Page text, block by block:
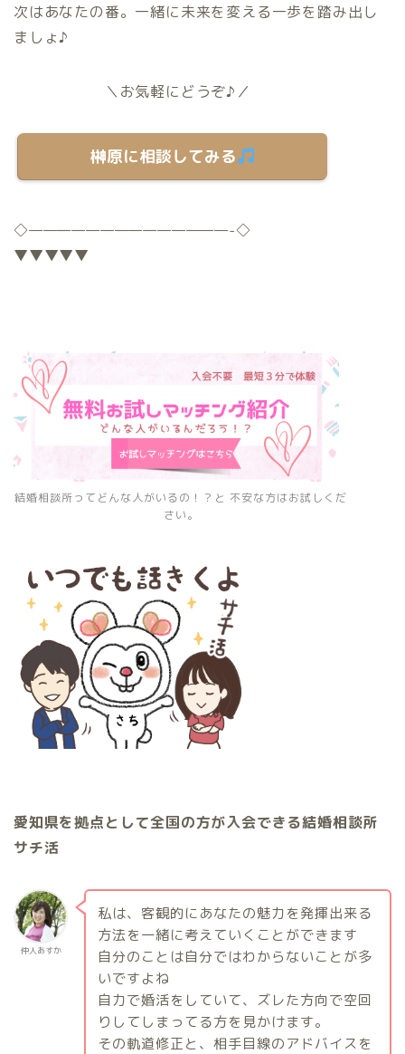
次はあなたの番。一緒に未来を変える一歩を踏み出し
ましょ♪
＼お気軽にどうぞ♪／
榊原に相談してみる
◇——————————————-◇
▼▼▼▼▼
結婚相談所ってどんな人がいるの！？と 不安な方はお試しくだ
さい。
愛知県を拠点として全国の方が入会できる結婚相談所
サチ活
仲人あすか
私は、客観的にあなたの魅力を発揮出来る
方法を一緒に考えていくことができます
自分のことは自分ではわからないことが多
いですよね
自力で婚活をしていて、ズレた方向で空回
りしてしまってる方を見かけます。
その軌道修正と、相手目線のアドバイスを